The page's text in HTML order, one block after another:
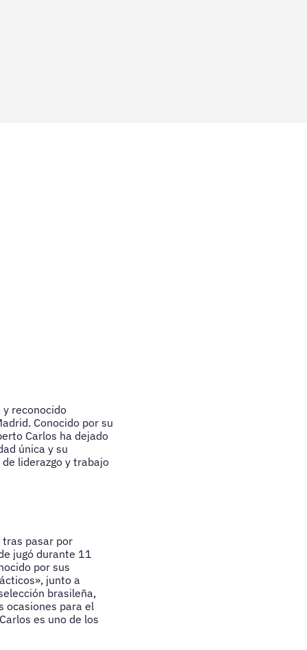
y reconocido
Conocido por su
Carlos ha dejado
única y su
liderazgo y trabajo
tras pasar por
jugó durante 11
por sus
junto a
brasileña,
ocasiones para el
es uno de los